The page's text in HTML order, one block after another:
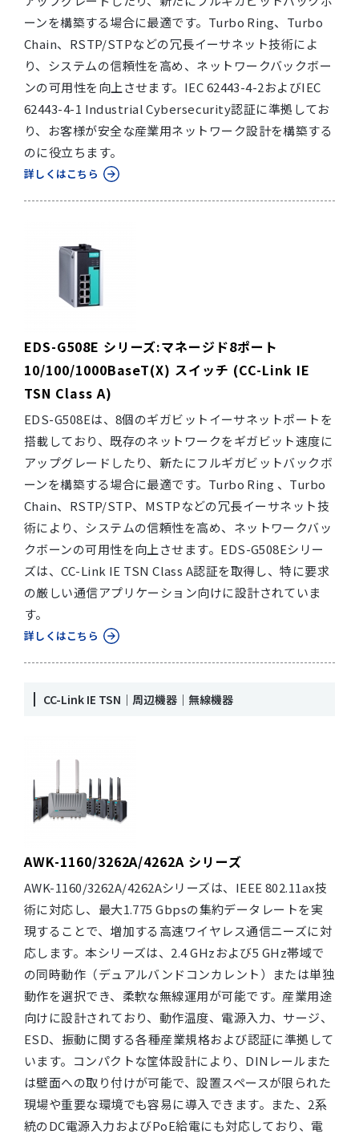
ーンを構築する場合に最適です。Turbo Ring、Turbo
Chain、RSTP/STPなどの冗長イーサネット技術によ
り、システムの信頼性を高め、ネットワークバックボー
ンの可用性を向上させます。IEC 62443-4-2およびIEC
62443-4-1 Industrial Cybersecurity認証に準拠してお
り、お客様が安全な産業用ネットワーク設計を構築する
のに役立ちます。
詳しくはこちら
EDS-G508E シリーズ:マネージド8ポート
10/100/1000BaseT(X) スイッチ (CC-Link IE
TSN Class A)
EDS-G508Eは、8個のギガビットイーサネットポートを
搭載しており、既存のネットワークをギガビット速度に
アップグレードしたり、新たにフルギガビットバックボ
ーンを構築する場合に最適です。Turbo Ring 、Turbo
Chain、RSTP/STP、MSTPなどの冗長イーサネット技
術により、システムの信頼性を高め、ネットワークバッ
クボーンの可用性を向上させます。EDS-G508Eシリー
ズは、CC-Link IE TSN Class A認証を取得し、特に要求
の厳しい通信アプリケーション向けに設計されていま
す。
詳しくはこちら
CC-Link IE TSN｜周辺機器｜無線機器
AWK-1160/3262A/4262A シリーズ
AWK-1160/3262A/4262Aシリーズは、IEEE 802.11ax技
術に対応し、最大1.775 Gbpsの集約データレートを実
現することで、増加する高速ワイヤレス通信ニーズに対
応します。本シリーズは、2.4 GHzおよび5 GHz帯域で
の同時動作（デュアルバンドコンカレント）または単独
動作を選択でき、柔軟な無線運用が可能です。産業用途
向けに設計されており、動作温度、電源入力、サージ、
ESD、振動に関する各種産業規格および認証に準拠して
います。コンパクトな筐体設計により、DINレールまた
は壁面への取り付けが可能で、設置スペースが限られた
現場や重要な環境でも容易に導入できます。また、2系
統のDC電源入力およびPoE給電にも対応しており、電